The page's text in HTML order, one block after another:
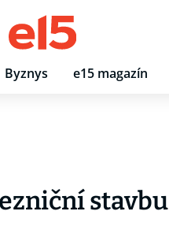
Byznys e15 magazín
stavbu